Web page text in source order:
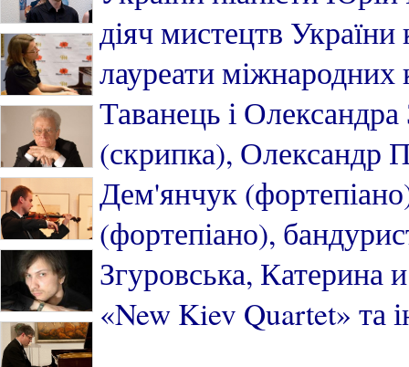
діяч мистецтв
лауреати міжнародних
Таванець і
(скрипка), Олександр
Дем'янчук
(фортепіано),
Згуровська, Катерина
«New Kiev Quartet» та